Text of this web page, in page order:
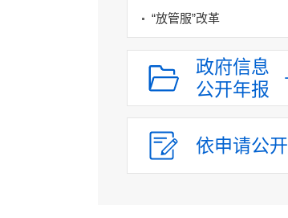
“放管服”改革
公共资源配置
涉企收费和市场准
入负面清单
政府信息
公开年报
依申请公开